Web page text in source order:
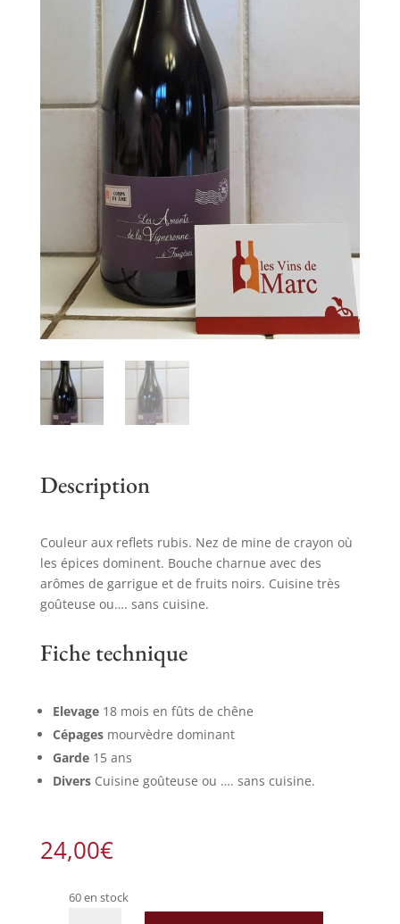
Description
Couleur aux reflets rubis. Nez de mine de crayon où
les épices dominent. Bouche charnue avec des
arômes de garrigue et de fruits noirs. Cuisine très
goûteuse ou…. sans cuisine.
Fiche technique
Elevage 18 mois en fûts de chêne
Cépages mourvèdre dominant
Garde 15 ans
Divers Cuisine goûteuse ou …. sans cuisine.
24,00€
60 en stock